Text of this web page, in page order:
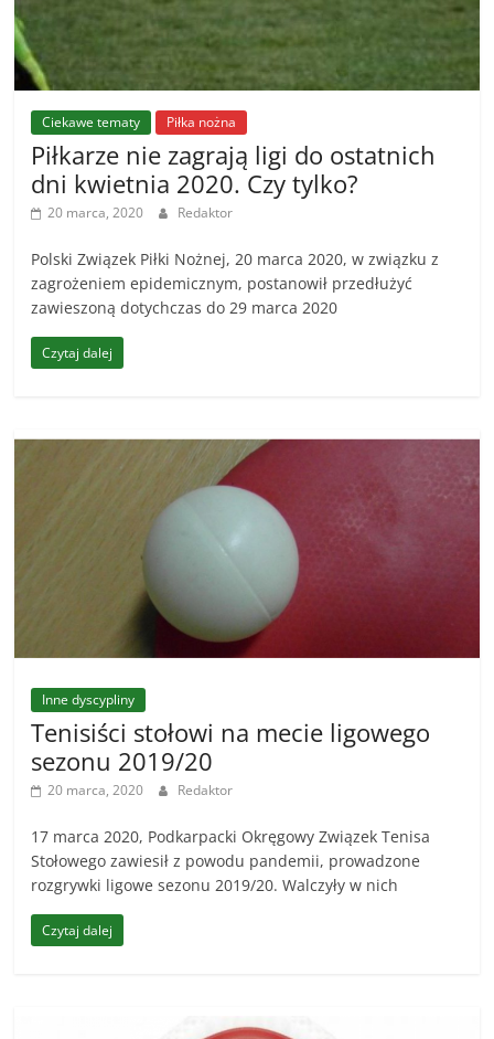
Ciekawe tematy Piłka nożna
Piłkarze nie zagrają ligi do ostatnich
dni kwietnia 2020. Czy tylko?
20 marca, 2020 Redaktor
Polski Związek Piłki Nożnej, 20 marca 2020, w związku z
zagrożeniem epidemicznym, postanowił przedłużyć
zawieszoną dotychczas do 29 marca 2020
Czytaj dalej
Inne dyscypliny
Tenisiści stołowi na mecie ligowego
sezonu 2019/20
20 marca, 2020 Redaktor
17 marca 2020, Podkarpacki Okręgowy Związek Tenisa
Stołowego zawiesił z powodu pandemii, prowadzone
rozgrywki ligowe sezonu 2019/20. Walczyły w nich
Czytaj dalej